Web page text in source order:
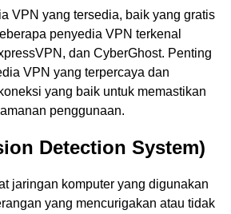
VPN yang tersedia, baik yang gratis
penyedia VPN terkenal
dan CyberGhost. Penting
VPN yang terpercaya dan
yang baik untuk memastikan
penggunaan.
Detection System)
jaringan komputer yang digunakan
yang mencurigakan atau tidak